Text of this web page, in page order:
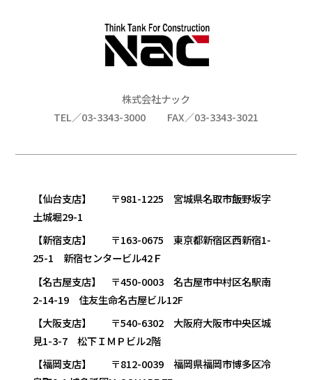
株式会社ナック
TEL／03-3343-3000
FAX／03-3343-3021
【仙台支店】 〒981-1225 宮城県名取市飯野坂字
土城堀29-1
【新宿支店】 〒163-0675 東京都新宿区西新宿1-
25-1 新宿センタービル42Ｆ
【名古屋支店】 〒450-0003 名古屋市中村区名駅南
2-14-19 住友生命名古屋ビル12F
【大阪支店】 〒540-6302 大阪府大阪市中央区城
見1-3-7 松下ＩＭＰビル2階
【福岡支店】 〒812-0039 福岡県福岡市博多区冷